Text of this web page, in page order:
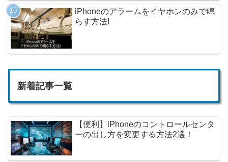
iPhoneのアラームをイヤホンのみで鳴
らす方法!
新着記事一覧
【便利】iPhoneのコントロールセンタ
ーの出し方を変更する方法2選！